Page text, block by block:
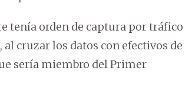
tenía orden de captura por tráfico
cruzar los datos con efectivos de
sería miembro del Primer